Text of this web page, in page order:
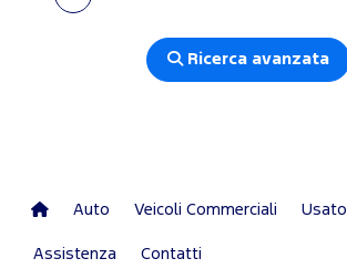
Ricerca avanzata
Auto Veicoli Commerciali Usato
Assistenza Contatti